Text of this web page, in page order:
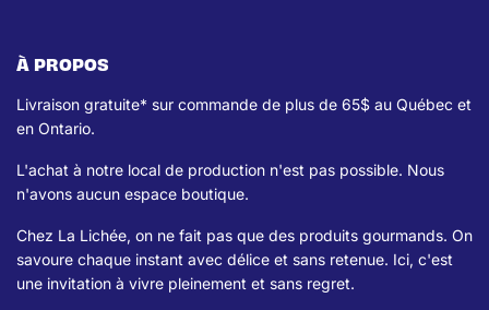
À PROPOS
Livraison gratuite* sur commande de plus de 65$ au Québec et
en Ontario.
L'achat à notre local de production n'est pas possible. Nous
n'avons aucun espace boutique.
Chez La Lichée, on ne fait pas que des produits gourmands. On
savoure chaque instant avec délice et sans retenue. Ici, c'est
une invitation à vivre pleinement et sans regret.